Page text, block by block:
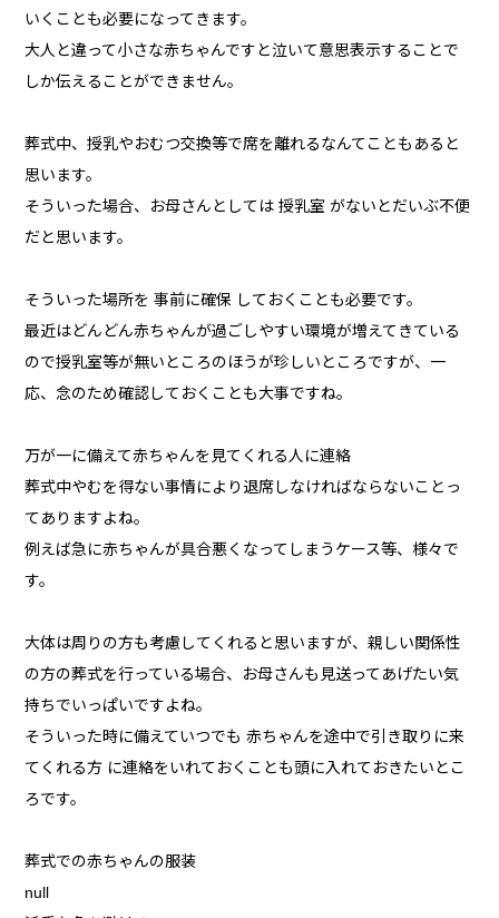
いくことも必要になってきます。
大人と違って小さな赤ちゃんですと泣いて意思表示することで
しか伝えることができません。
葬式中、授乳やおむつ交換等で席を離れるなんてこともあると
思います。
そういった場合、お母さんとしては 授乳室 がないとだいぶ不便
だと思います。
そういった場所を 事前に確保 しておくことも必要です。
最近はどんどん赤ちゃんが過ごしやすい環境が増えてきている
ので授乳室等が無いところのほうが珍しいところですが、一
応、念のため確認しておくことも大事ですね。
万が一に備えて赤ちゃんを見てくれる人に連絡
葬式中やむを得ない事情により退席しなければならないことっ
てありますよね。
例えば急に赤ちゃんが具合悪くなってしまうケース等、様々で
す。
大体は周りの方も考慮してくれると思いますが、親しい関係性
の方の葬式を行っている場合、お母さんも見送ってあげたい気
持ちでいっぱいですよね。
そういった時に備えていつでも 赤ちゃんを途中で引き取りに来
てくれる方 に連絡をいれておくことも頭に入れておきたいとこ
ろです。
葬式での赤ちゃんの服装
null